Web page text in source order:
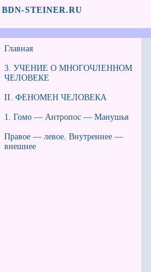
BDN-STEINER.RU
Главная
3. УЧЕНИЕ О МНОГОЧЛЕННОМ
ЧЕЛОВЕКЕ
II. ФЕНОМЕН ЧЕЛОВЕКА
1. Гомо — Антропос — Манушья
Правое — левое. Внутреннее —
внешнее